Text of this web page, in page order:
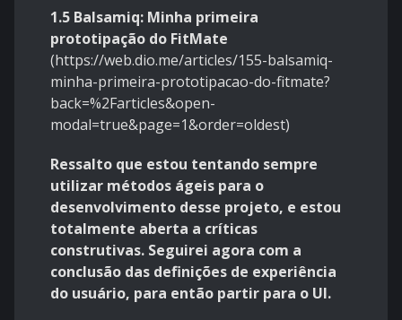
1.5 Balsamiq: Minha primeira
prototipação do FitMate
(https://web.dio.me/articles/155-balsamiq-
minha-primeira-prototipacao-do-fitmate?
back=%2Farticles&open-
modal=true&page=1&order=oldest)
Ressalto que estou tentando sempre
utilizar métodos ágeis para o
desenvolvimento desse projeto, e estou
totalmente aberta a críticas
construtivas. Seguirei agora com a
conclusão das definições de experiência
do usuário, para então partir para o UI.